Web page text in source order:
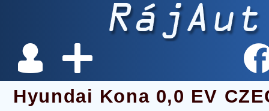
Hyundai Kona 0,0 EV